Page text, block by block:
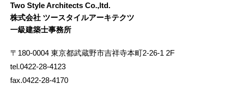
Two Style Architects Co.,ltd.
株式会社 ツースタイルアーキテクツ
一級建築士事務所
〒180-0004 東京都武蔵野市吉祥寺本町2-26-1 2F
tel.0422-28-4123
fax.0422-28-4170